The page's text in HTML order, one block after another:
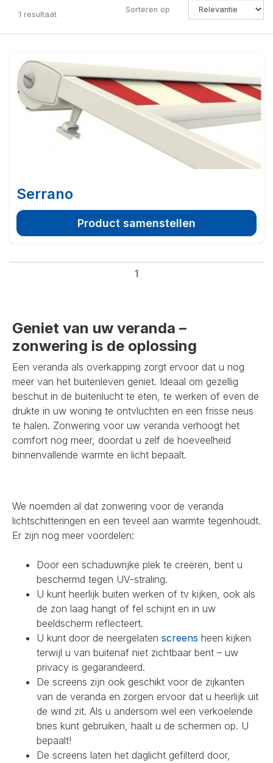
1 resultaat Sorteren op
Serrano
Product samenstellen
1
Geniet van uw veranda –
zonwering is de oplossing
Een veranda als overkapping zorgt ervoor dat u nog
meer van het buitenleven geniet. Ideaal om gezellig
beschut in de buitenlucht te eten, te werken of even de
drukte in uw woning te ontvluchten en een frisse neus
te halen. Zonwering voor uw veranda verhoogt het
comfort nog meer, doordat u zelf de hoeveelheid
binnenvallende warmte en licht bepaalt.
We noemden al dat zonwering voor de veranda
lichtschitteringen en een teveel aan warmte tegenhoudt.
Er zijn nog meer voordelen:
Door een schaduwrijke plek te creëren, bent u
beschermd tegen UV-straling.
U kunt heerlijk buiten werken of tv kijken, ook als
de zon laag hangt of fel schijnt en in uw
beeldscherm reflecteert.
U kunt door de neergelaten screens heen kijken
terwijl u van buitenaf niet zichtbaar bent – uw
privacy is gegarandeerd.
De screens zijn ook geschikt voor de zijkanten
van de veranda en zorgen ervoor dat u heerlijk uit
de wind zit. Als u andersom wel een verkoelende
bries kunt gebruiken, haalt u de schermen op. U
bepaalt!
De screens laten het daglicht gefilterd door,